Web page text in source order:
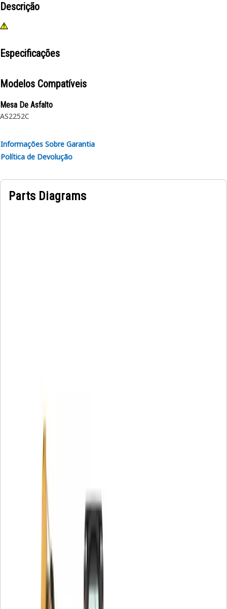
Descrição
Especificações
Modelos Compatíveis
Mesa De Asfalto
AS2252C
Informações Sobre Garantia
Política de Devolução
Parts Diagrams